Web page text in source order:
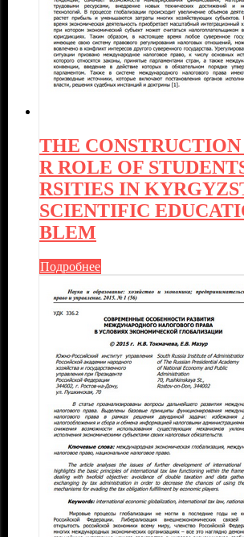
THE
R ROLE OF
RSITIES IN
SCIENTIFIC
BLEM
Подробнее